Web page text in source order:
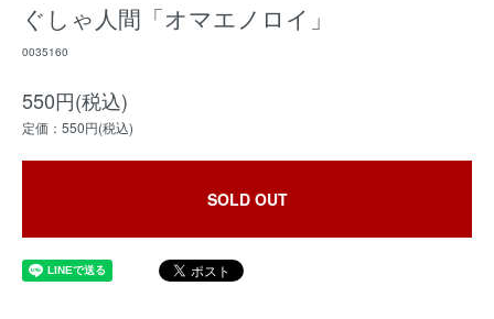
ぐしゃ人間「オマエノロイ」
0035160
550円(税込)
定価：550円(税込)
SOLD OUT